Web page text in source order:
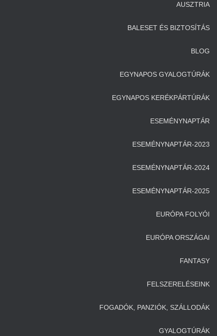
AUSZTRIA
BALESET ÉS BIZTOSÍTÁS
BLOG
EGYNAPOS GYALOGTÚRÁK
EGYNAPOS KERÉKPÁRTÚRÁK
ESEMÉNYNAPTÁR
ESEMÉNYNAPTÁR-2023
ESEMÉNYNAPTÁR-2024
ESEMÉNYNAPTÁR-2025
EURÓPA FOLYÓI
EURÓPA ORSZÁGAI
FANTASY
FELSZERELÉSEINK
FOGADÓK, PANZIÓK, SZÁLLODÁK
GYALOGTÚRÁK